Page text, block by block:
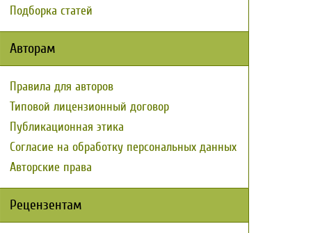
Подборка статей
Авторам
Правила для авторов
Типовой лицензионный договор
Публикационная этика
Согласие на обработку персональных данных
Авторские права
Рецензентам